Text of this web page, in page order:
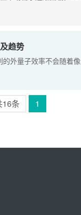
趋势
外量子效率不会随着
16条 1